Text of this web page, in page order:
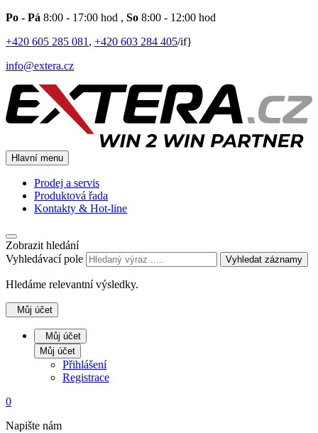
Po - Pá 8:00 - 17:00 hod , So 8:00 - 12:00 hod
+420 605 285 081 , +420 603 284 405/if}
info@extera.cz
Hlavní menu
Prodej a servis
Produktová řada
Kontakty & Hot-line
Zobrazit hledání
Vyhledávací pole
Vyhledat záznamy
Hledáme relevantní výsledky.
Můj účet
Můj účet
Můj účet
Přihlášení
Registrace
0
Napište nám